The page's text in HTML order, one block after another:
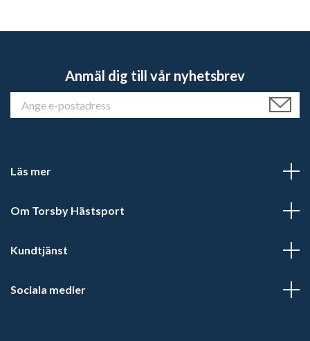
Anmäl dig till vår nyhetsbrev
Läs mer
Om Torsby Hästsport
Kundtjänst
Sociala medier